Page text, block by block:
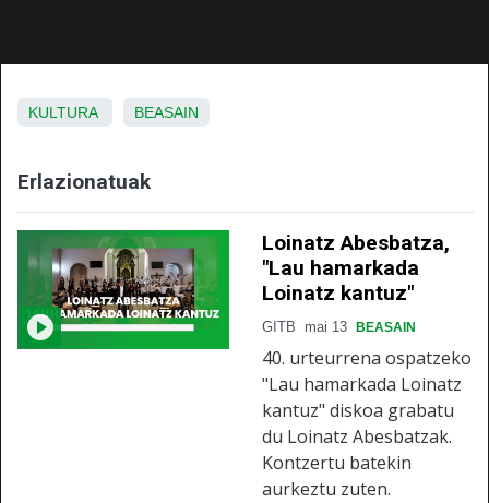
KULTURA BEASAIN
Erlazionatuak
Loinatz Abesbatza,
"Lau hamarkada
Loinatz kantuz"
GITB mai 13 BEASAIN
40. urteurrena ospatzeko
"Lau hamarkada Loinatz
kantuz" diskoa grabatu
du Loinatz Abesbatzak.
Kontzertu batekin
aurkeztu zuten.